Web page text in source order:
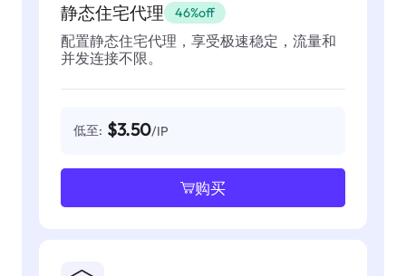
静态住宅代理 46%off
配置静态住宅代理，享受极速稳定，流量和
并发连接不限。
低至: $3.50/IP
购买